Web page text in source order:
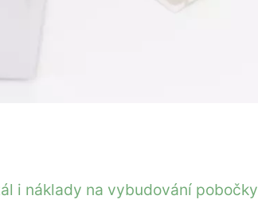
i náklady na vybudování pobočky